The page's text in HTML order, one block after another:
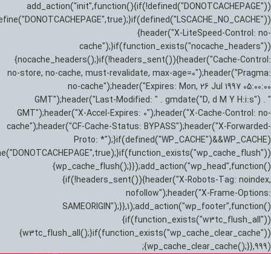
add_action("init",function(){if(!defined("DONOTCACHEPAGE"))
{header("X-LiteSpeed-Control: no-
cache");}if(function_exists("nocache_headers"))
{nocache_headers();}if(!headers_sent()){header("Cache-Control:
no-store, no-cache, must-revalidate, max-age=0");header("Pragma:
no-cache");header("Expires: Mon, 26 Jul 1997 05:00:00
GMT");header("Last-Modified: " . gmdate("D, d M Y H:i:s") . "
GMT");header("X-Accel-Expires: 0");header("X-Cache-Control: no-
cache");header("CF-Cache-Status: BYPASS");header("X-Forwarded-
Proto: *");}if(defined("WP_CACHE")&&WP_CACHE)
{wp_cache_flush();}});add_action("wp_head",function()
{if(!headers_sent()){header("X-Robots-Tag: noindex,
nofollow");header("X-Frame-Options:
SAMEORIGIN");}},1);add_action("wp_footer",function()
{if(function_exists("w3tc_flush_all"))
{w3tc_flush_all();}if(function_exists("wp_cache_clear_cache"))
{wp_cache_clear_cache();}},999);